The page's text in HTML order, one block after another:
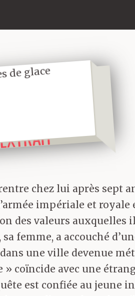
chez lui après sept
impériale et
des valeurs auxquelles
sa femme, a accouché
une ville devenue
» coïncide avec une
est confiée au jeune